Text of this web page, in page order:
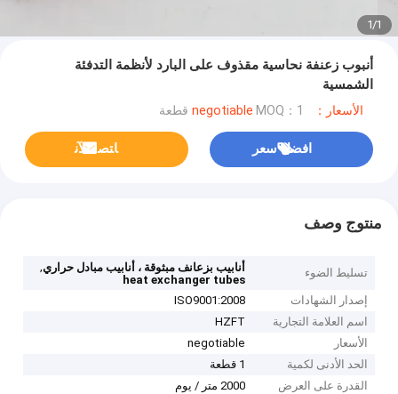
1
/
1
أنبوب زعنفة نحاسية مقذوف على البارد لأنظمة التدفئة
الشمسية
الأسعار：negotiable MOQ：1 قطعة
افضل سعر ﺎﺘﺼﻟ ﺍﻶﻧ
منتوج وصف
تسليط الضوء أنابيب بزعانف مبثوقة ، أنابيب مبادل حراري,
heat exchanger tubes
إصدار الشهادات
ISO9001:2008
اسم العلامة التجارية
HZFT
الأسعار
negotiable
الحد الأدنى لكمية
1 قطعة
القدرة على العرض
2000 متر / يوم